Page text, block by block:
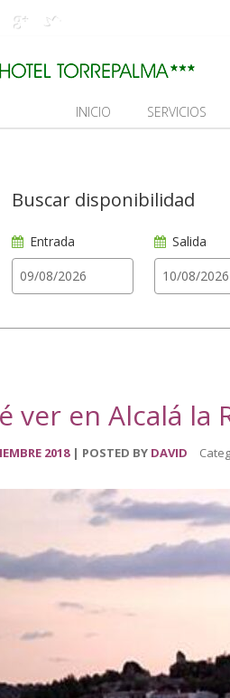
INICIO SERVICIOS
Buscar disponibilidad
Entrada Salida
ver en Alcalá
2018 POSTED BY DAVID